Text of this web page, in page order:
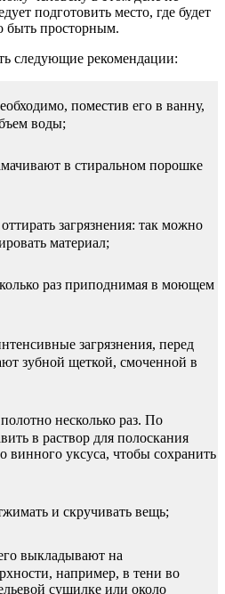
подготовить место, где будет
быть просторным.
следующие рекомендации:
поместив его в ванну,
воды;
в стиральном порошке
загрязнения: так можно
материал;
раз приподнимая в моющем
загрязнения, перед
зубной щеткой, смоченной в
несколько раз. По
в раствор для полоскания
винного уксуса, чтобы сохранить
и скручивать вещь;
выкладывают на
например, в тени во
сушилке или около